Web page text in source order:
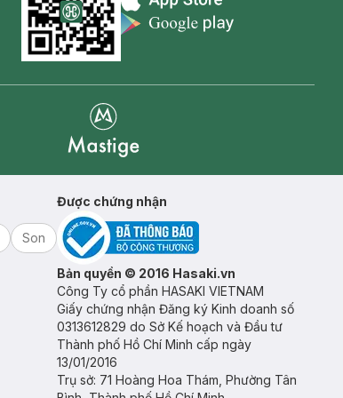
Appstore icon
Son
Được chứng nhận
Bản quyền © 2016 Hasaki.vn
Công Ty cổ phần HASAKI VIETNAM
Giấy chứng nhận Đăng ký Kinh doanh số
0313612829 do Sở Kế hoạch và Đầu tư
Thành phố Hồ Chí Minh cấp ngày
13/01/2016
Trụ sở: 71 Hoàng Hoa Thám, Phường Tân